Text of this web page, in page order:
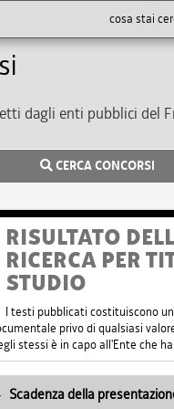
dagli enti pubblici del
CERCA CONCORSI
RISULTATO
RICERCA PER
STUDIO
I testi pubblicati costituiscono
privo di qualsiasi
stessi è in capo all'Ente che
Scadenza della